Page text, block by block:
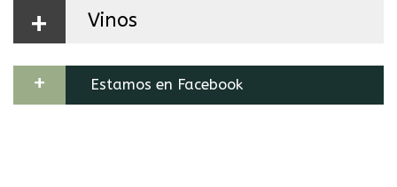
+ Vinos
+ Estamos en Facebook